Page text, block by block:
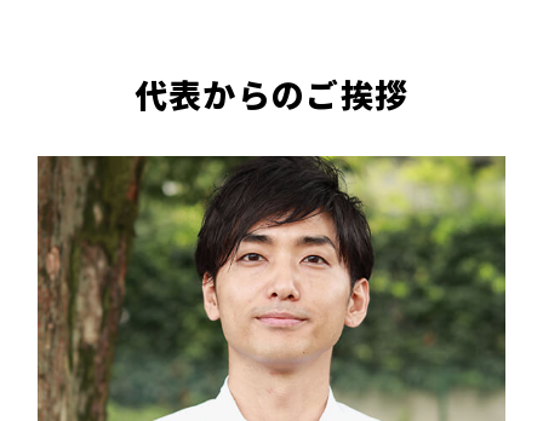
代表からのご挨拶